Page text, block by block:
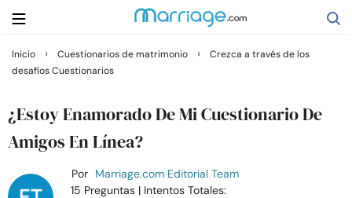
Buscar
Casarse
Relaciones
Inicio › Cuestionarios de matrimonio › Crezca a través de los
desafíos Cuestionarios
¿Estoy Enamorado De Mi Cuestionario De
Amigos En Línea?
Por Marriage.com Editorial Team
15 Preguntas | Intentos Totales: